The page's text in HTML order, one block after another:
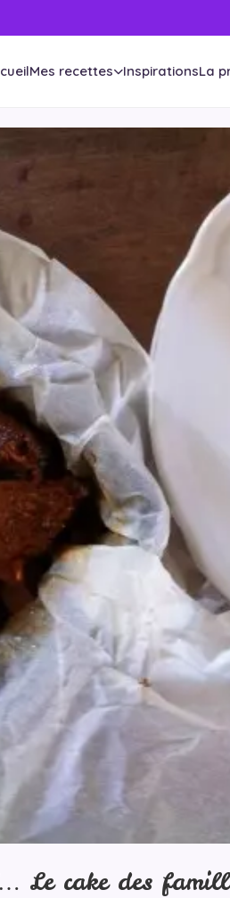
Mes recettes InspirationsLa
Le cake des